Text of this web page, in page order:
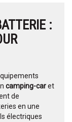
:
camping-caret
de
en une
électriques